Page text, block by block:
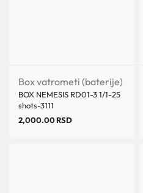
Box vatrometi (baterije)
BOX NEMESIS RD01-3 1/1-25
shots-3111
2,000.00RSD